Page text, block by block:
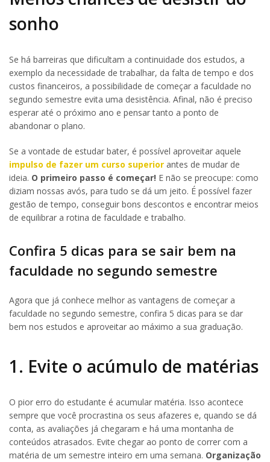
sonho
Se há barreiras que dificultam a continuidade dos estudos, a
exemplo da necessidade de trabalhar, da falta de tempo e dos
custos financeiros, a possibilidade de começar a faculdade no
segundo semestre evita uma desistência. Afinal, não é preciso
esperar até o próximo ano e pensar tanto a ponto de
abandonar o plano.
Se a vontade de estudar bater, é possível aproveitar aquele
impulso de fazer um curso superior antes de mudar de
ideia. O primeiro passo é começar! E não se preocupe: como
diziam nossas avós, para tudo se dá um jeito. É possível fazer
gestão de tempo, conseguir bons descontos e encontrar meios
de equilibrar a rotina de faculdade e trabalho.
Confira 5 dicas para se sair bem na
faculdade no segundo semestre
Agora que já conhece melhor as vantagens de começar a
faculdade no segundo semestre, confira 5 dicas para se dar
bem nos estudos e aproveitar ao máximo a sua graduação.
1. Evite o acúmulo de matérias
O pior erro do estudante é acumular matéria. Isso acontece
sempre que você procrastina os seus afazeres e, quando se dá
conta, as avaliações já chegaram e há uma montanha de
conteúdos atrasados. Evite chegar ao ponto de correr com a
matéria de um semestre inteiro em uma semana. Organização